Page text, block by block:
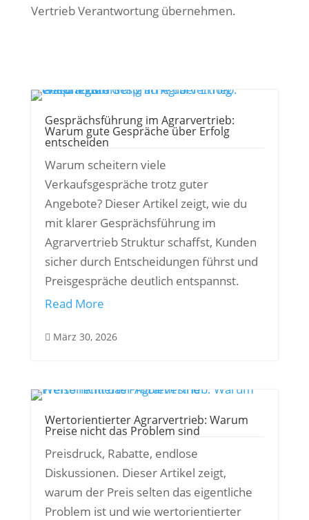
Vertrieb Verantwortung übernehmen.
Gesprächsführung im Agrarvertrieb:
Warum gute Gespräche über Erfolg
entscheiden
Warum scheitern viele
Verkaufsgespräche trotz guter
Angebote? Dieser Artikel zeigt, wie du
mit klarer Gesprächsführung im
Agrarvertrieb Struktur schaffst, Kunden
sicher durch Entscheidungen führst und
Preisgespräche deutlich entspannst.
Read More
 März 30, 2026
Wertorientierter Agrarvertrieb: Warum
Preise nicht das Problem sind
Preisdruck, Rabatte, endlose
Diskussionen. Dieser Artikel zeigt,
warum der Preis selten das eigentliche
Problem ist und wie wertorientierter